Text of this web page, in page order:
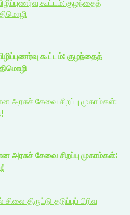
கூட்டம்: குழந்தைத்
கூட்டம்: குழந்தைத்
சேவை சிறப்பு முகாம்கள்:
அரசுச் சேவை சிறப்பு முகாம்கள்:
திருட்டு தடுப்புப் பிரிவு